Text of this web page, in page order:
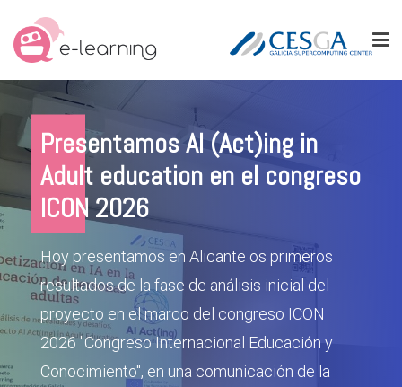
del
«AI Act(ing)»
artificial en
pero una falta de
La inteligencia
del día a día de las
Presentamos AI (Act)ing in
Adult education en el congreso
ICON 2026
Hoy presentamos en Alicante os primeros
resultados de la fase de análisis inicial del
proyecto en el marco del congreso ICON
2026 "Congreso Internacional Educación y
Conocimiento", en una comunicación de la
Primeros
El análisis inicial del
revela un alto uso de
la educación de
directrices
artificial (IA) ya forma